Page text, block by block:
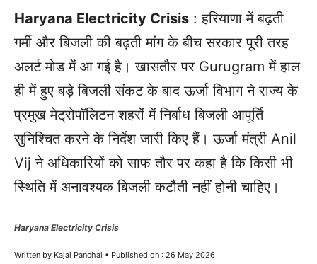
Haryana Electricity Crisis : हरियाणा में बढ़ती
गर्मी और बिजली की बढ़ती मांग के बीच सरकार पूरी तरह
अलर्ट मोड में आ गई है। खासतौर पर Gurugram में हाल
ही में हुए बड़े बिजली संकट के बाद ऊर्जा विभाग ने राज्य के
प्रमुख मेट्रोपॉलिटन शहरों में निर्बाध बिजली आपूर्ति
सुनिश्चित करने के निर्देश जारी किए हैं। ऊर्जा मंत्री Anil
Vij ने अधिकारियों को साफ तौर पर कहा है कि किसी भी
स्थिति में अनावश्यक बिजली कटौती नहीं होनी चाहिए।
Haryana Electricity Crisis
Written by Kajal Panchal • Published on : 26 May 2026